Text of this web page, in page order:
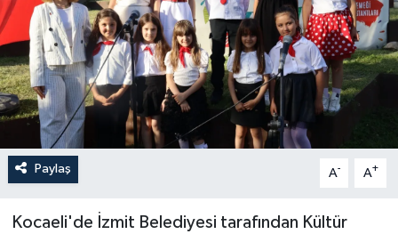
Paylaş A- A+
Kocaeli'de İzmit Belediyesi tarafından Kültür